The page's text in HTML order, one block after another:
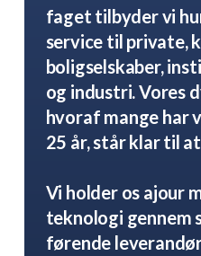
faget tilbyder vi
service til private,
boligselskaber,
og industri. Vores
hvoraf mange har
25 år, står klar til
Vi holder os ajour
teknologi gennem
førende